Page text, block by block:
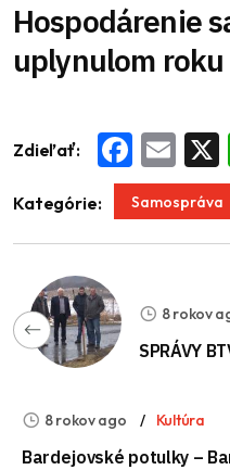
Hospodárenie
uplynulom
Zdieľať: Facebook
Email
Kategórie: Samospráva
8 rokov
SPRÁVY
8 rokov ago Kultúra
Bardejovské potulky –